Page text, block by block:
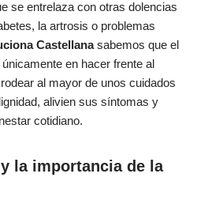
se entrelaza con otras dolencias
la artrosis o problemas
Castellanasabemos que el
en hacer frente al
al mayor de unos cuidados
alivien sus síntomas y
cotidiano.
la importancia de la